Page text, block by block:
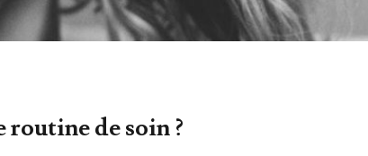
routine de soin ?